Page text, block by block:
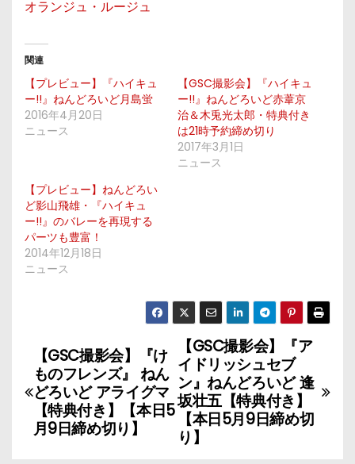
オランジュ・ルージュ
関連
【プレビュー】『ハイキュ
ー!!』ねんどろいど月島蛍
2016年4月20日
ニュース
【GSC撮影会】『ハイキュ
ー!!』ねんどろいど赤葦京
治＆木兎光太郎・特典付き
は21時予約締め切り
2017年3月1日
ニュース
【プレビュー】ねんどろい
ど影山飛雄・『ハイキュ
ー!!』のバレーを再現する
パーツも豊富！
2014年12月18日
ニュース
投
稿
ナ
【GSC撮影会】『ア
イドリッシュセブ
ン』ねんどろいど 逢
坂壮五【特典付き】
【本日5月9日締め切
り】
【GSC撮影会】『け
ものフレンズ』 ねん
どろいど アライグマ
【特典付き】【本日5
月9日締め切り】